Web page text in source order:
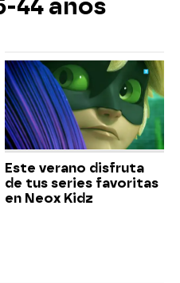
44 años
Este verano disfruta
de tus series favoritas
en Neox Kidz